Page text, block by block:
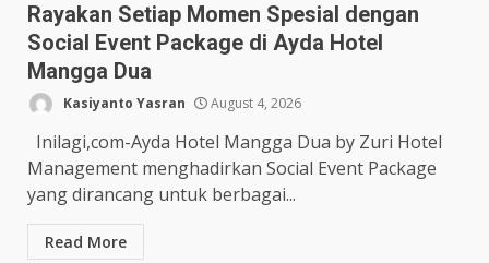
Rayakan Setiap Momen Spesial dengan
Social Event Package di Ayda Hotel
Mangga Dua
Kasiyanto Yasran August 4, 2026
Inilagi,com-Ayda Hotel Mangga Dua by Zuri Hotel
Management menghadirkan Social Event Package
yang dirancang untuk berbagai...
Read More